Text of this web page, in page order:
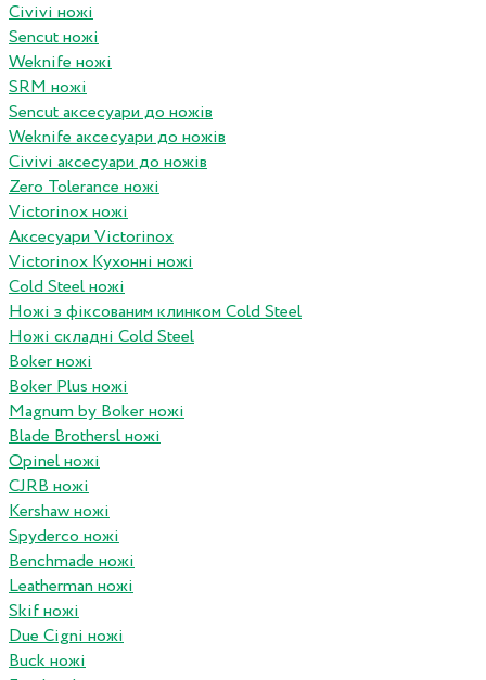
Civivi ножі
Sencut ножі
Weknife ножі
SRM ножі
Sencut аксесуари до ножів
Weknife аксесуари до ножів
Civivi аксесуари до ножів
Zero Tolerance ножі
Victorinox ножі
Аксесуари Victorinox
Victorinox Кухонні ножі
Cold Steel ножі
Ножі з фіксованим клинком Cold Steel
Ножі складні Cold Steel
Boker ножі
Boker Plus ножі
Magnum by Boker ножі
Blade Brothersl ножі
Opinel ножі
CJRB ножі
Kershaw ножі
Spyderco ножі
Benchmade ножі
Leatherman ножі
Skif ножі
Due Cigni ножі
Buck ножі